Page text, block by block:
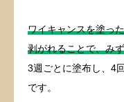
ワイキャンスを塗っ
剥がれることで、み
3週ごとに塗布し、4
です。